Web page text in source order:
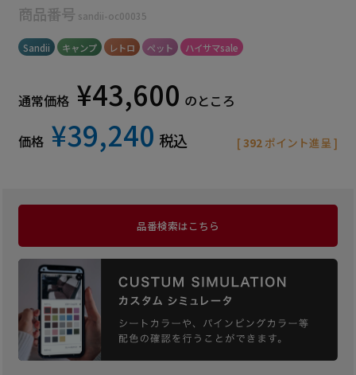
商品番号 sandii-oc00035
Sandii キャンプ レトロ ペット ハイサマsale
通常価格 ¥43,600 のところ
価格 ¥39,240 税込 [392 ポイント進呈 ]
品番検索はこちら